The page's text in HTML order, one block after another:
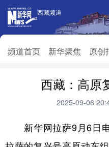
西藏频道
频道首页 新华聚焦 原创
西藏频道
频
频道首页 新华聚焦
新华访谈
对口援藏
生态西藏
西藏：高原
2025-09-06
新华网拉萨9月6日电